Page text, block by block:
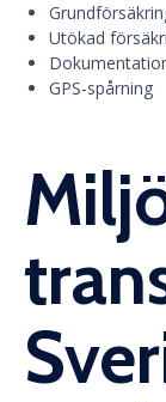
Utökad
GPS-spårning